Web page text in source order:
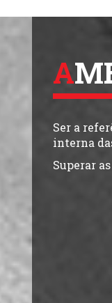
Ser a
interna
Superar